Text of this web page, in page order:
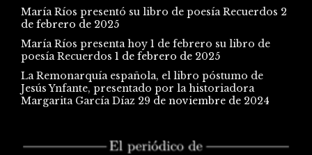
María Ríos presentó su libro de poesía Recuerdos 2
de febrero de 2025
María Ríos presenta hoy 1 de febrero su libro de
poesía Recuerdos 1 de febrero de 2025
La Remonarquía española, el libro póstumo de
Jesús Ynfante, presentado por la historiadora
Margarita García Díaz 29 de noviembre de 2024